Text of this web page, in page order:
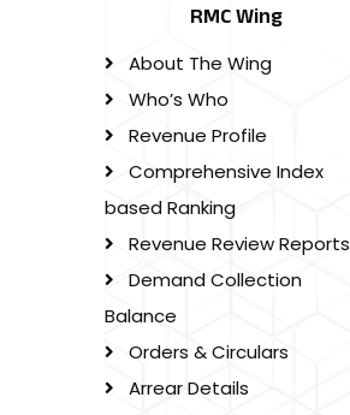
RMC Wing
About The Wing
Who’s Who
Revenue Profile
Comprehensive Index
based Ranking
Revenue Review Reports
Demand Collection
Balance
Orders & Circulars
Arrear Details